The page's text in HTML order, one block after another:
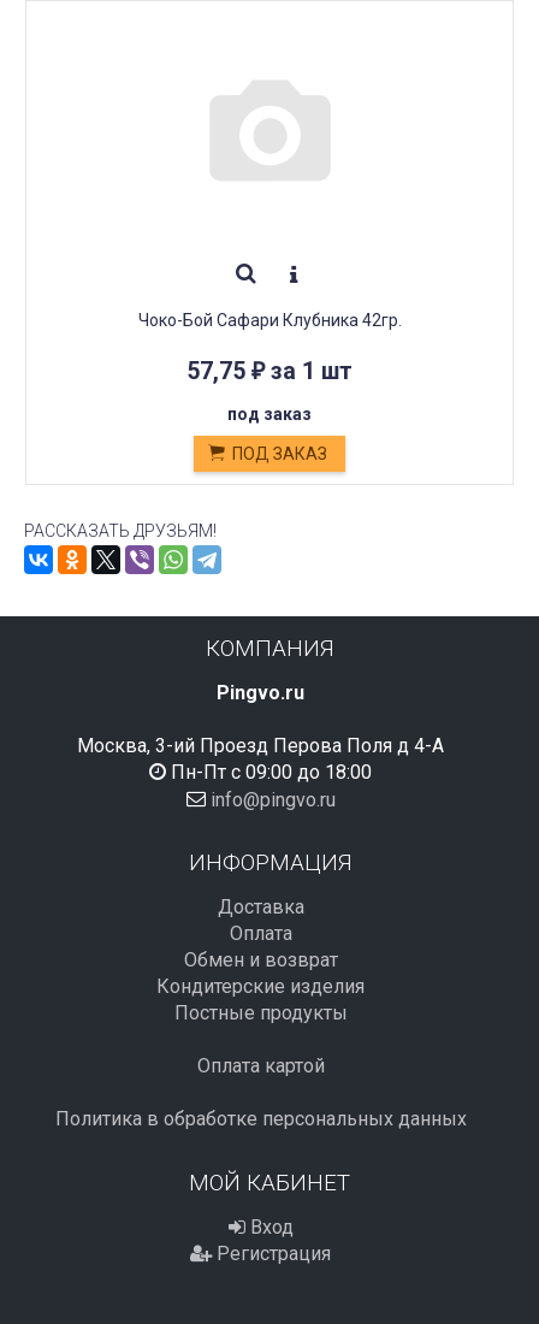
Чоко-Бой Сафари Клубника 42гр.
57,75 ₽за 1 шт
под заказ
ПОД ЗАКАЗ
РАССКАЗАТЬ ДРУЗЬЯМ!
КОМПАНИЯ
Pingvo.ru
Москва, 3-ий Проезд Перова Поля д 4-А
Пн-Пт с 09:00 до 18:00
info@pingvo.ru
ИНФОРМАЦИЯ
Доставка
Оплата
Обмен и возврат
Кондитерские изделия
Постные продукты
Оплата картой
Политика в обработке персональных данных
МОЙ КАБИНЕТ
Вход
Регистрация